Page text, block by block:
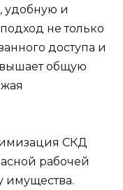
удобную и
не только
доступа и
общую
СКД
рабочей
имущества.